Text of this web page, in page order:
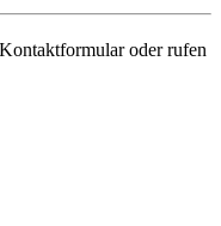
oder rufen